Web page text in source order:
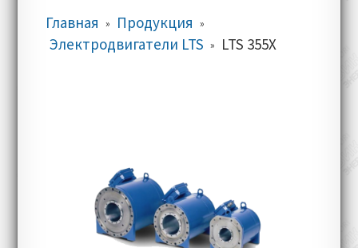
Главная » Продукция »
Электродвигатели LTS » LTS 355X